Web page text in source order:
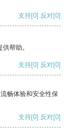
支持[0] 反对[0]
帮助。
支持[0] 反对[0]
畅体验和安全性保
支持[0] 反对[0]